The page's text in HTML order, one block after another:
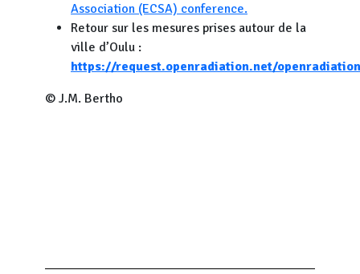
Association (ECSA) conference.
Retour sur les mesures prises autour de la
ville d’Oulu :
https://request.openradiation.net/
© J.M. Bertho